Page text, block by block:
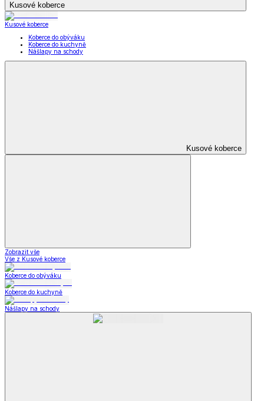
Kusové koberce
Kusové koberce
Koberce do obýváku
Koberce do kuchyně
Nášlapy na schody
Kusové koberce
Zobrazit vše
Vše z Kusové koberce
Koberce do obýváku
Koberce do kuchyně
Nášlapy na schody